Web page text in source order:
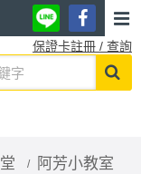
保證卡註冊 / 查詢
阿芳小教室